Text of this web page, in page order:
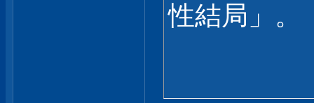
性結局」。